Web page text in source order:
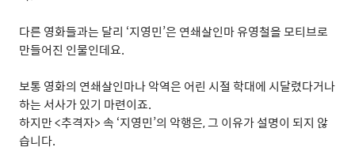
다른 영화들과는 달리 ‘지영민’은 연쇄살인마 유영철을 모티브로
만들어진 인물인데요.
보통 영화의 연쇄살인마나 악역은 어린 시절 학대에 시달렸다거나
하는 서사가 있기 마련이죠.
하지만<추격자>속 ‘지영민’의 악행은,그 이유가 설명이 되지 않
습니다.